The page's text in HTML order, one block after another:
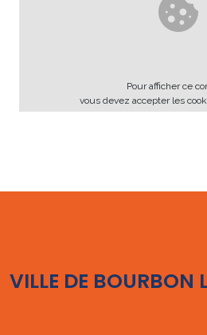
Pour afficher ce
vous devez accepter les
VILLE DE BOURBON